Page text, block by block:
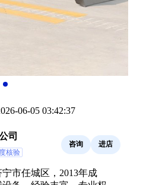
06-05 03:42:37
司
核验
咨询 进店
市任城区，2013年成